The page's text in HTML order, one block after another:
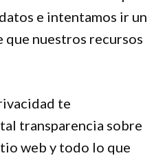
e intentamos ir un
que nuestros recursos
te
transparencia sobre
web y todo lo que